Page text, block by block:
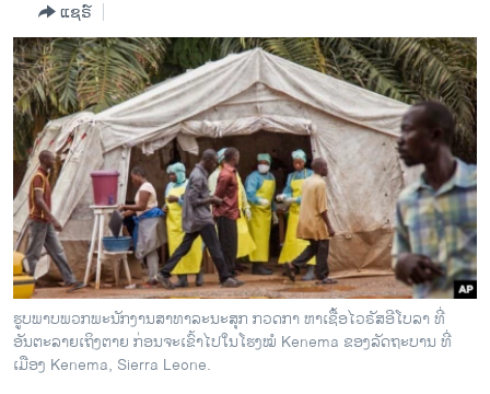
ໂລກ
ເອເຊຍ
ອິດສະຫຼະພາບດ້ານການຂ່າວ
ຊີວິດຊາວລາວ
ຊຸມຊົນຊາວລາວ
ວິທະຍາສາດ-ເທັກໂນໂລຈີ
ທຸລະກິດ
ພາສາອັງກິດ
ວີດີໂອ
ສຽງ
ແຊຣ໌
ຮູບພາບພວກພະນັກງານສາທາລະນະສຸກ ກວດກາ ຫາເຊື້ອໄວຣັສອີໂບລາ ທີ່
ອັນຕະລາຍເຖິງຕາຍ ກ່ອນຈະເຂົ້າໄປໃນໂຮງໝໍ Kenema ຂອງລັດຖະບານ ທີ່
ເມືອງ Kenema, Sierra Leone.